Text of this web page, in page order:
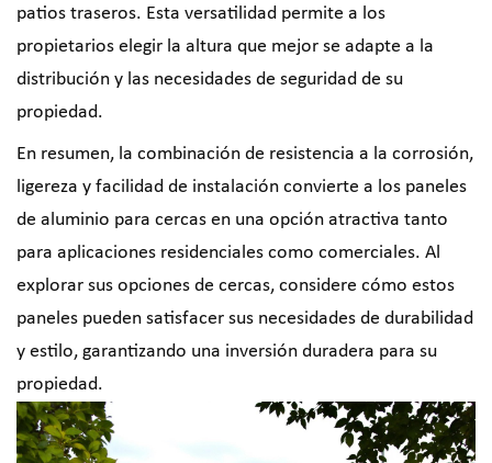
patios traseros. Esta versatilidad permite a los
propietarios elegir la altura que mejor se adapte a la
distribución y las necesidades de seguridad de su
propiedad.
En resumen, la combinación de resistencia a la corrosión,
ligereza y facilidad de instalación convierte a los paneles
de aluminio para cercas en una opción atractiva tanto
para aplicaciones residenciales como comerciales. Al
explorar sus opciones de cercas, considere cómo estos
paneles pueden satisfacer sus necesidades de durabilidad
y estilo, garantizando una inversión duradera para su
propiedad.